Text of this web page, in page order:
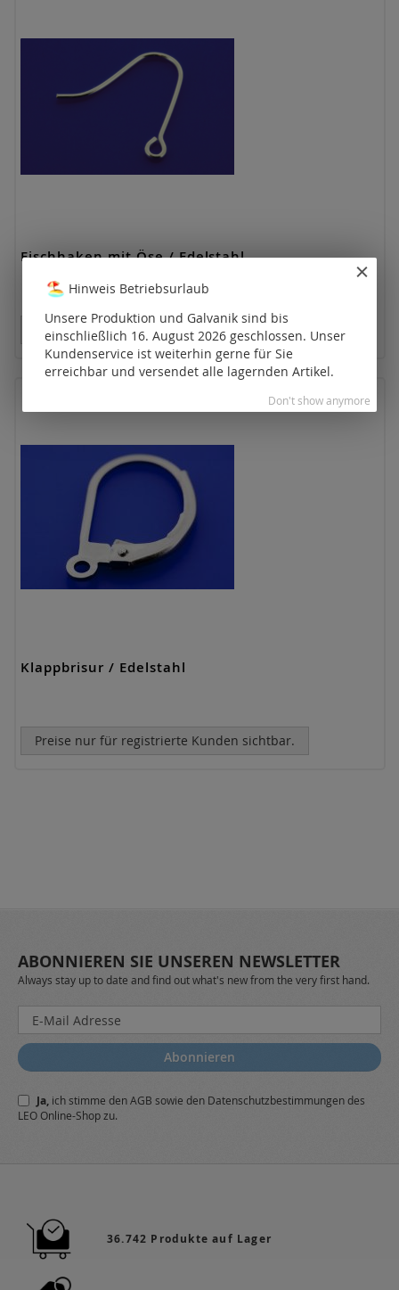
Fischhaken mit Öse / Edelstahl
Preise nur für registrierte Kunden sichtbar.
Klappbrisur / Edelstahl
Preise nur für registrierte Kunden sichtbar.
ABONNIEREN SIE UNSEREN NEWSLETTER
Always stay up to date and find out what's new from the very first hand.
Melden
Sie
sich
für
Newsletter
a:
Abonnieren
Ja, ich stimme denAGB sowie den Datenschutzbestimmungendes
LEO Online-Shop zu.
36.742 Produkte auf Lager
Hinweis Betriebsurlaub
Unsere Produktion und Galvanik sind bis
einschließlich 16. August 2026 geschlossen. Unser
Kundenservice ist weiterhin gerne für Sie
erreichbar und versendet alle lagernden Artikel.
Don't show anymore